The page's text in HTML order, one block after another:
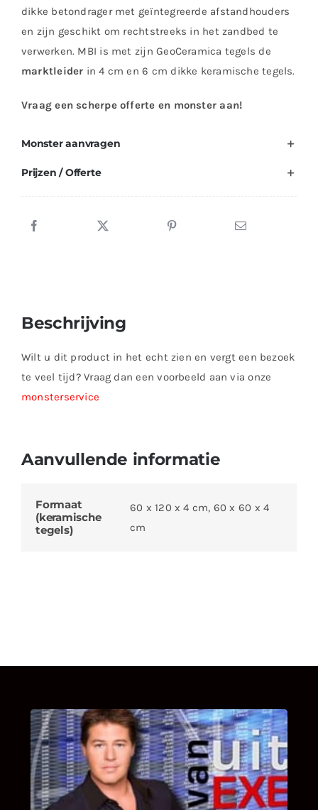
dikke betondrager met geïntegreerde afstandhouders
en zijn geschikt om rechtstreeks in het zandbed te
verwerken. MBI is met zijn GeoCeramica tegels de
marktleider in 4 cm en 6 cm dikke keramische tegels.
Vraag een scherpe offerte en monster aan!
Monster aanvragen
Prijzen / Offerte
Beschrijving
Wilt u dit product in het echt zien en vergt een bezoek
te veel tijd? Vraag dan een voorbeeld aan via onze
monsterservice
Aanvullende informatie
Formaat
(keramische
tegels)
60 x 120 x 4 cm, 60 x 60 x 4
cm
UITSTEL VAN EXECUTIE
Bekijk hier de fragmenten van de deelname
van Bricks and Stones aan dit programma.